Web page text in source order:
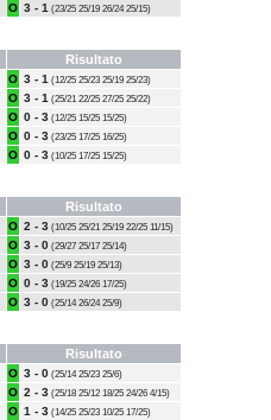
O 3 - 1 (23/25 25/19 26/24 25/15)
Risultato
O 3 - 1 (12/25 25/23 25/19 25/23)
O 3 - 1 (25/21 22/25 27/25 25/22)
O 0 - 3 (12/25 15/25 15/25)
O 0 - 3 (23/25 17/25 16/25)
O 0 - 3 (10/25 17/25 15/25)
Risultato
O 2 - 3 (10/25 25/21 25/19 22/25 11/15)
O 3 - 0 (29/27 25/17 25/14)
O 3 - 0 (25/9 25/19 25/13)
O 0 - 3 (19/25 24/26 17/25)
O 3 - 0 (25/14 26/24 25/9)
Risultato
O 3 - 0 (25/14 25/23 25/6)
O 2 - 3 (25/18 25/12 18/25 24/26 4/15)
O 1 - 3 (14/25 25/23 10/25 17/25)